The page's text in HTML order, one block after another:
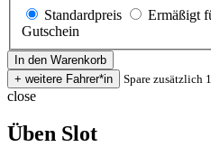
Standardpreis
Ermäßigt
Gutschein
Spare zusätzlich
close
Üben Slot